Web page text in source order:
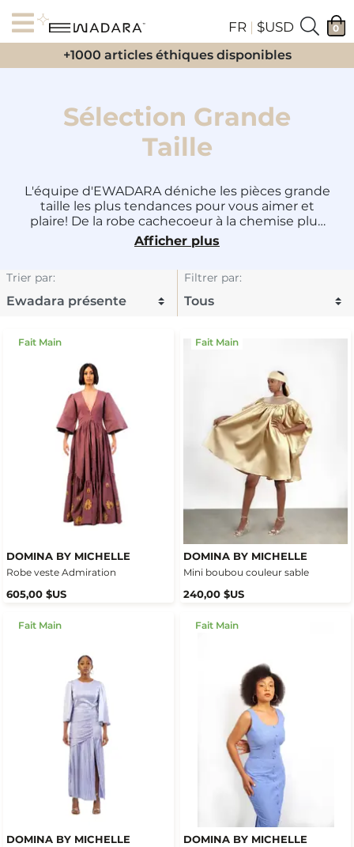
FR | $USD 0
+1000 articles éthiques disponibles
Sélection Grande
Taille
L'équipe d'EWADARA déniche les pièces grande
taille les plus tendances pour vous aimer et
plaire! De la robe cachecoeur à la chemise plus
décontractée, en passant par tout types
d'accessoires, aucun détail n'a été négligé.
Adoptez le look qui vous inspire le plus et brillez
car vous le méritez !
Afficher plus
Trier par: Filtrer par:
Fait Main
DOMINA BY MICHELLE
Robe veste Admiration
605,00 $US
Fait Main
DOMINA BY MICHELLE
Mini boubou couleur sable
240,00 $US
Fait Main
DOMINA BY MICHELLE
Fait Main
DOMINA BY MICHELLE